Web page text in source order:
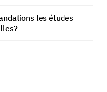
les études